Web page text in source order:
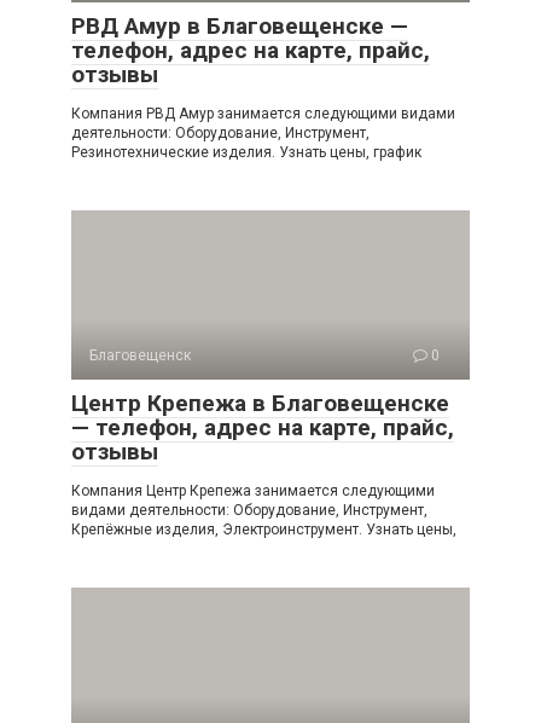
РВД Амур в Благовещенске —
телефон, адрес на карте, прайс,
отзывы
Компания РВД Амур занимается следующими видами
деятельности: Оборудование, Инструмент,
Резинотехнические изделия. Узнать цены, график
Благовещенск 0
Центр Крепежа в Благовещенске
— телефон, адрес на карте, прайс,
отзывы
Компания Центр Крепежа занимается следующими
видами деятельности: Оборудование, Инструмент,
Крепёжные изделия, Электроинструмент. Узнать цены,